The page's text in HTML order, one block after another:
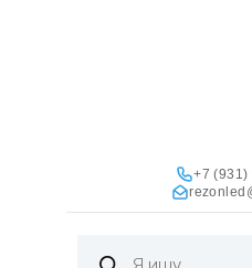
+7 (931)
товаров